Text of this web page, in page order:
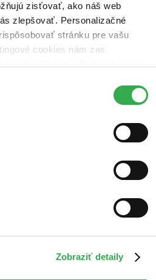
zisťovať, ako náš web
zlepšovať. Personalizačné
stránku pre vašu
cookies nám zas
všetky tieto cookies. Ďakujeme!
Zobraziť detaily